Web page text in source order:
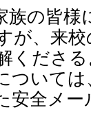
族の皆
が、来
くださ
ついて
安全メ